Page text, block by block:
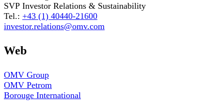
SVP Investor Relations & Sustainability
Tel.: +43 (1) 40440-21600
investor.relations@omv.com
Web
OMV Group
OMV Petrom
Borouge International